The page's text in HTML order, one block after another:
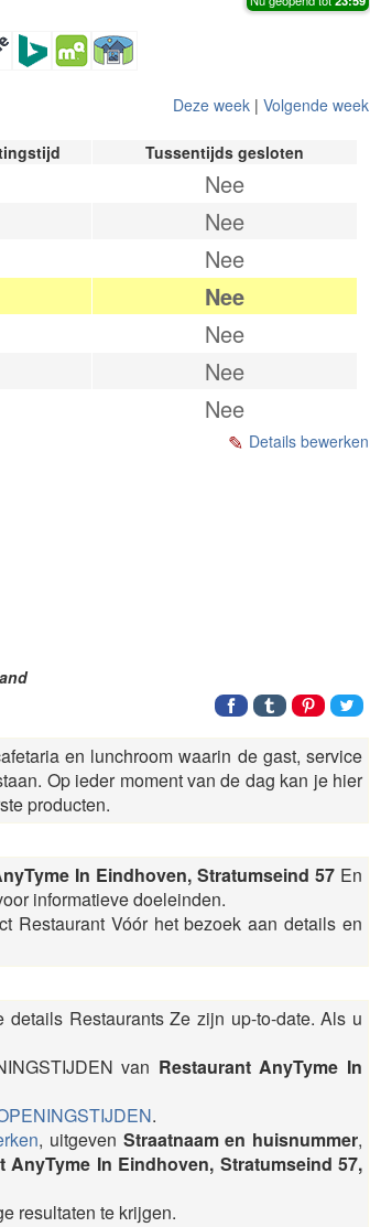
Deze week | Volgende week
Tussentijds gesloten
Nee
Nee
Nee
Nee
Nee
Nee
Nee
Details bewerken
en lunchroom waarin de gast, service
Op ieder moment van de dag kan je hier
producten.
In Eindhoven, Stratumseind 57En
informatieve doeleinden.
Restaurant Vóór het bezoek aan details en
Restaurants Ze zijn up-to-date. Als u
van Restaurant AnyTyme In
.
, uitgeven Straatnaam en huisnummer,
AnyTyme In Eindhoven, Stratumseind 57,
resultaten te krijgen.